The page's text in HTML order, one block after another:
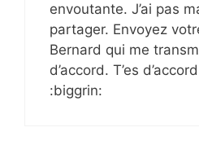
envoutante. J’ai pas
partager. Envoyez
Bernard qui me
d’accord. T’es
:biggrin: